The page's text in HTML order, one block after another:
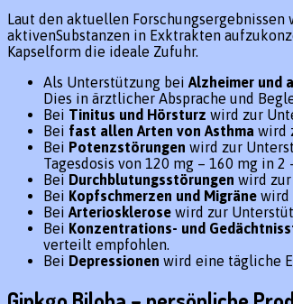
Laut den aktuellen
aktivenSubstanzen in Exktrakten
Kapselform die ideale Zufuhr.
Als Unterstützung bei Alzheimer und
Dies in ärztlicher Absprache und
Bei Tinitus und Hörsturz wird zur
Bei fast allen Arten von Asthma wird
Bei Potenzstörungen wird zur
Tagesdosis von 120 mg – 160 mg in
Bei Durchblutungsstörungen wird zur
Bei Kopfschmerzen und Migräne wird
Bei Arteriosklerose wird zur
Bei Konzentrations- und
verteilt empfohlen.
Bei Depressionen wird eine tägliche